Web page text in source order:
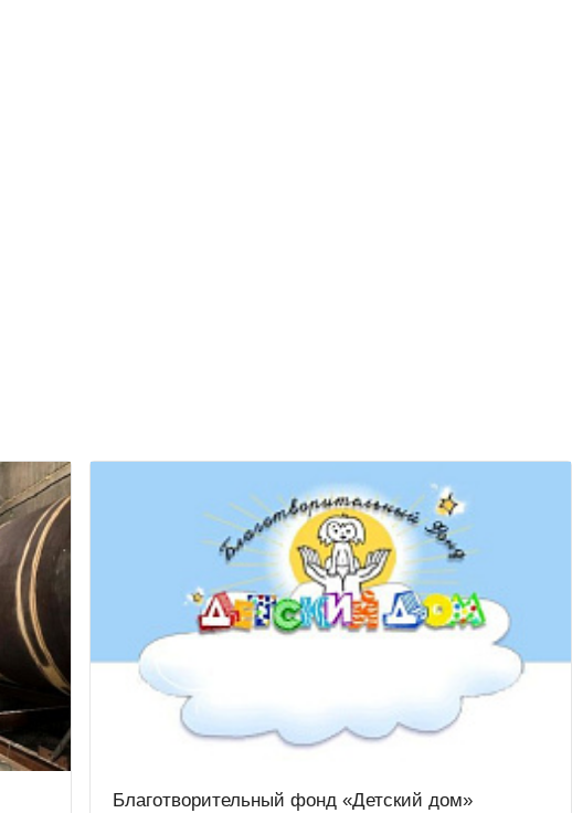
Благотворительный фонд «Детский дом»